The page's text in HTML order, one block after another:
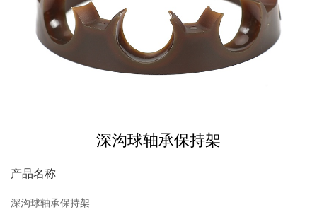
深沟球轴承保持架
产品名称
深沟球轴承保持架